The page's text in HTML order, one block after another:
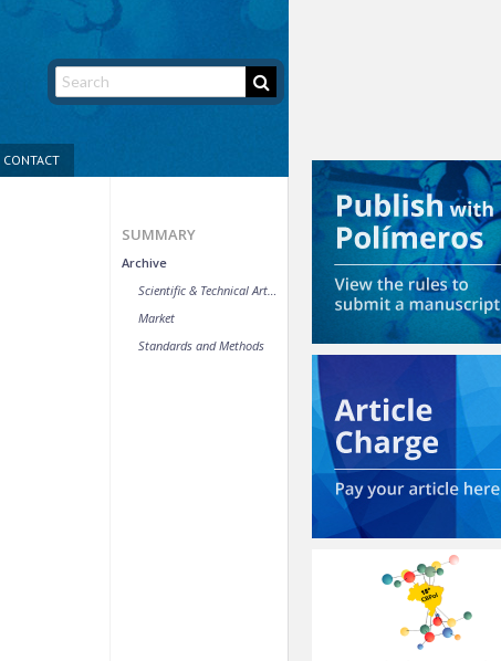
CONTACT
SUMMARY
Archive
Market
Standards and Methods